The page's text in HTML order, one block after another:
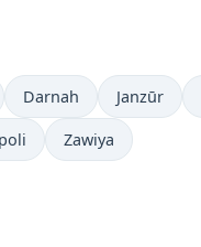
Darnah Janzūr
Zawiya